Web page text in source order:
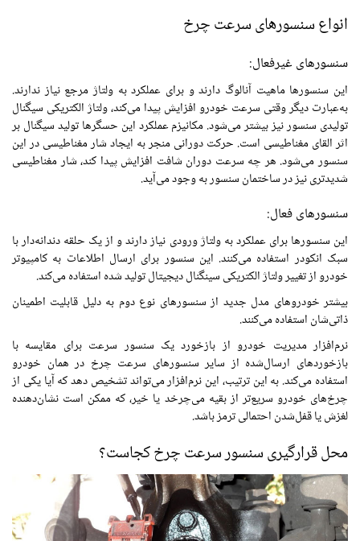
انواع سنسورهای سرعت چرخ
سنسورهای غیرفعال:
این سنسورها ماهیت آنالوگ دارند و برای عملکرد به ولتاژ مرجع نیاز ندارند.
به‌عبارت دیگر وقتی سرعت خودرو افزایش پیدا می‌کند، ولتاژ الکتریکی سیگنال
تولیدی سنسور نیز بیشتر می‌شود. مکانیزم عملکرد این حسگرها تولید سیگنال بر
اثر القای مغناطیسی است. حرکت دورانی منجر به ایجاد شار مغناطیسی در این
سنسور می‌شود. هر چه سرعت دوران شافت افزایش پیدا کند، شار مغناطیسی
شدیدتری نیز در ساختمان سنسور به وجود می‌آید.
سنسورهای فعال:
این سنسورها برای عملکرد به ولتاژ ورودی نیاز دارند و از یک حلقه دندانه‌دار با
سبک انکودر استفاده می‌کنند. این سنسور برای ارسال اطلاعات به کامپیوتر
خودرو از تغییر ولتاژ الکتریکی سینگنال دیجیتال تولید شده استفاده می‌کند.
بیشتر خودروهای مدل جدید از سنسورهای نوع دوم به دلیل قابلیت اطمینان
ذاتی‌شان استفاده می‌کنند.
نرم‌افزار مدیریت خودرو از بازخورد یک سنسور سرعت برای مقایسه با
بازخوردهای ارسال‌شده از سایر سنسورهای سرعت چرخ در همان خودرو
استفاده می‌کند. به این ترتیب، این نرم‌افزار می‌تواند تشخیص دهد که آیا یکی از
چرخ‌های خودرو سریع‌تر از بقیه می‌چرخد یا خیر، که ممکن است نشان‌دهنده
لغزش یا قفل‌شدن احتمالی ترمز باشد.
محل قرارگیری سنسور سرعت چرخ کجاست؟